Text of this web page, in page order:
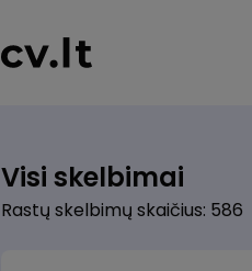
Visi skelbimai
Rastų skelbimų skaičius: 586